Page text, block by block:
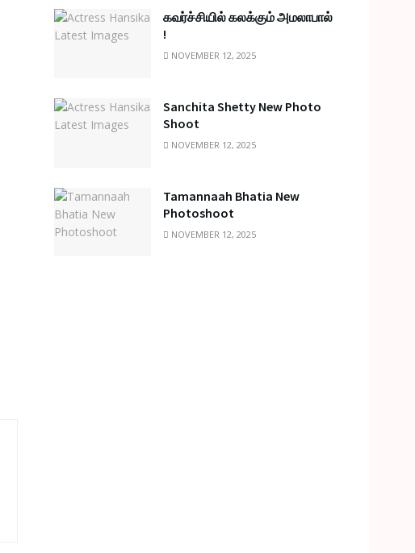
கவர்ச்சியில் கலக்கும் அமலாபால்
!
NOVEMBER 12, 2025
Sanchita Shetty New Photo
Shoot
NOVEMBER 12, 2025
Tamannaah Bhatia New
Photoshoot
NOVEMBER 12, 2025